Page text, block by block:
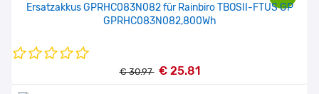
Ersatzakkus GPRHC083N082 für Rainbiro TBOSII-FTUS GP
GPRHC083N082,800Wh
€ 30.97 € 25.81